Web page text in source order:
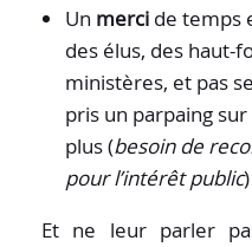
Un merci de temps
des élus, des haut-
ministères, et pas
pris un parpaing
plus (besoin de
pour l’intérêt public)
Et ne leur parler